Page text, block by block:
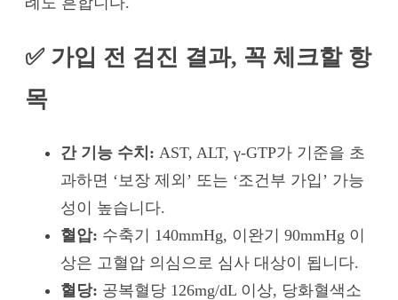
✅ 가입 전 검진 결과, 꼭 체크할 항
목
간 기능 수치: AST, ALT, γ-GTP가 기준을 초
과하면 ‘보장 제외’ 또는 ‘조건부 가입’ 가능
성이 높습니다.
혈압: 수축기 140mmHg, 이완기 90mmHg 이
상은 고혈압 의심으로 심사 대상이 됩니다.
혈당: 공복혈당 126mg/dL 이상, 당화혈색소